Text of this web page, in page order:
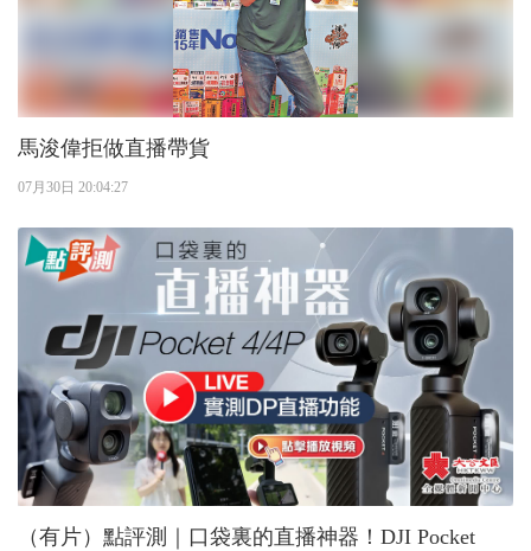
馬浚偉拒做直播帶貨
07月30日 20:04:27
（有片）點評測｜口袋裏的直播神器！DJI Pocket